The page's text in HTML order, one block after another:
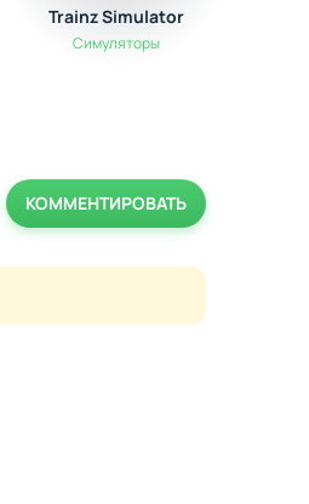
Trainz Simulator
Симуляторы
КОММЕНТИРОВАТЬ